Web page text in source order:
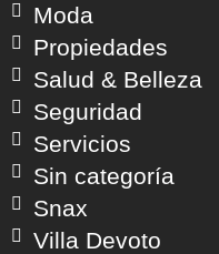
Moda
Propiedades
Salud & Belleza
Seguridad
Servicios
Sin categoría
Snax
Villa Devoto